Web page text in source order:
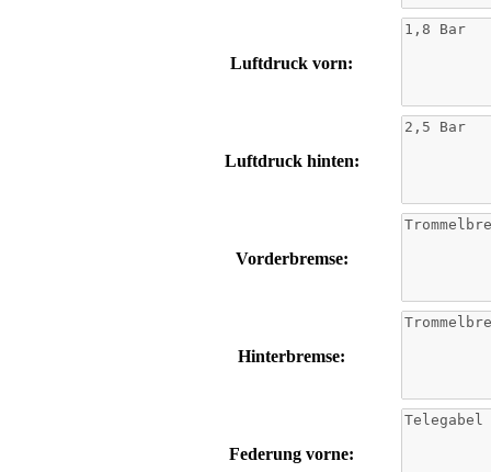
Luftdruck vorn:
Luftdruck hinten:
Vorderbremse:
Hinterbremse:
Federung vorne: